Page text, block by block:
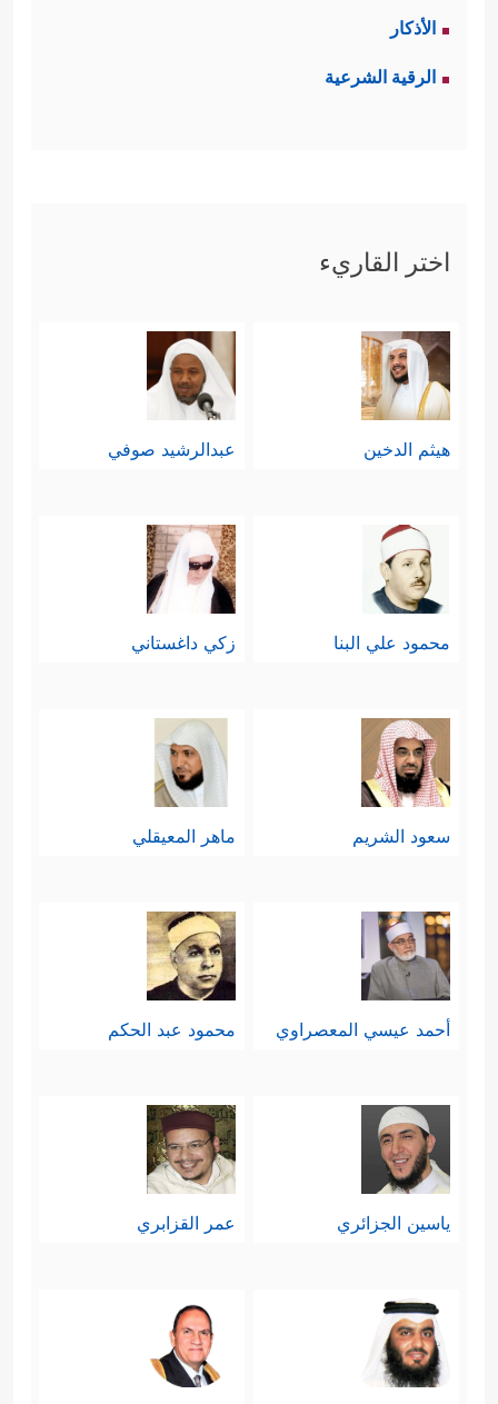
الأذكار
الرقية الشرعية
اختر القاريء
هيثم الدخين عبدالرشيد صوفي
محمود علي البنا زكي داغستاني
سعود الشريم ماهر المعيقلي
أحمد عيسي المعصراوي محمود عبد الحكم
ياسين الجزائري عمر القزابري